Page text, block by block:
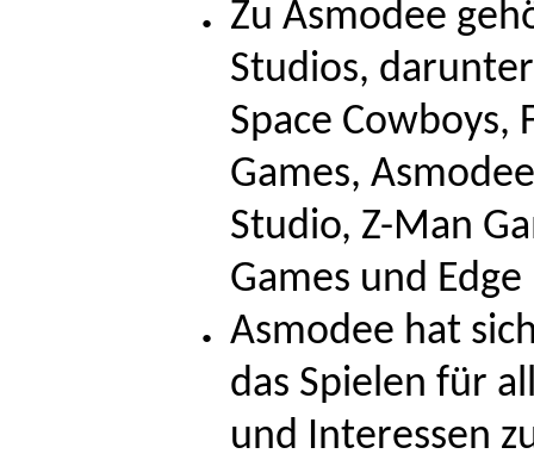
Zu Asmodee
Studios,
Space Cowboys,
Games,
Studio, Z-Man
Games und
Asmodee hat
das Spielen für
und Interessen